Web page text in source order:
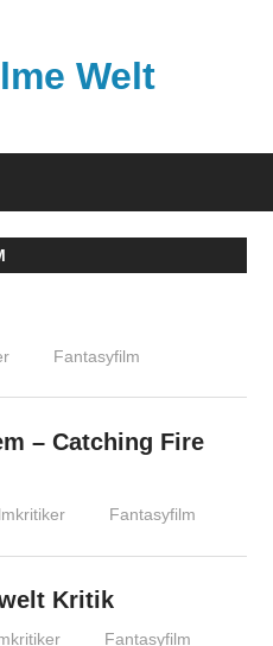
Welt
Fantasyfilm
– Catching Fire
Fantasyfilm
Kritik
Fantasyfilm